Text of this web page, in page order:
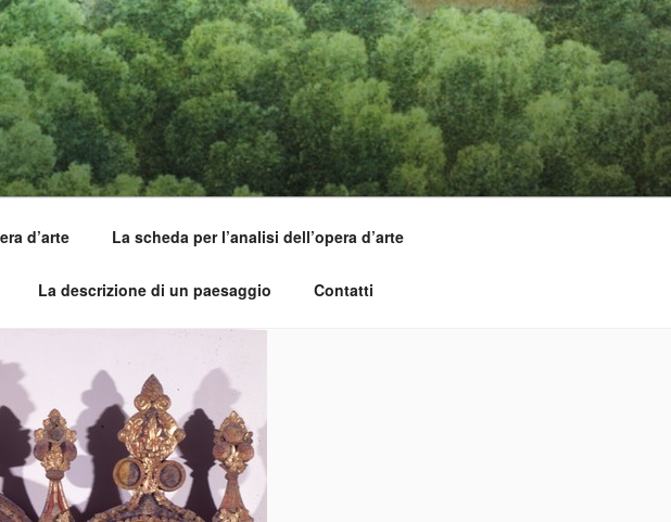
d’arte La scheda per l’analisi dell’opera d’arte
La descrizione di un paesaggio Contatti